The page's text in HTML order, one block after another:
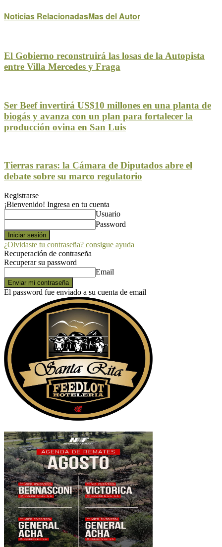
Noticias RelacionadasMas del Autor
El Gobierno reconstruirá las losas de la Autopista
entre Villa Mercedes y Fraga
Ser Beef invertirá US$10 millones en una planta de
biogás y avanza con un plan para fortalecer la
producción ovina en San Luis
Tierras raras: la Cámara de Diputados abre el
debate sobre su marco regulatorio
Registrarse
¡Bienvenido! Ingresa en tu cuenta
Usuario
Password
¿Olvidaste tu contraseña? consigue ayuda
Recuperación de contraseña
Recuperar su password
Email
El password fue enviado a su cuenta de email